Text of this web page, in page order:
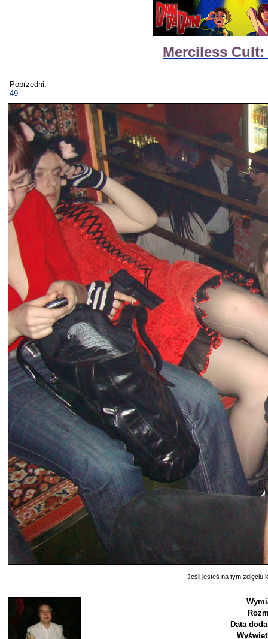
Merciless
Poprzedni:
49
Jeśli jesteś na tym zdjęciu
Data